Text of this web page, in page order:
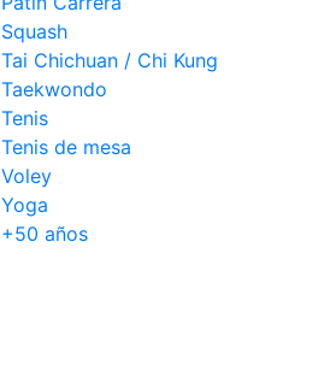
Squash
Tai Chichuan / Chi Kung
Taekwondo
Tenis
Tenis de mesa
Voley
Yoga
+50 años